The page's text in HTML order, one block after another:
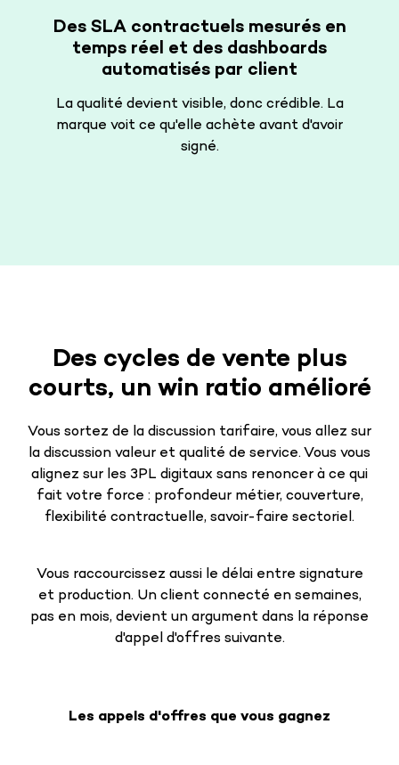
Des SLA contractuels mesurés en
temps réel et des dashboards
automatisés par client
La qualité devient visible, donc crédible. La
marque voit ce qu'elle achète avant d'avoir
signé.
Des cycles de vente plus
courts, un win ratio amélioré
Vous sortez de la discussion tarifaire, vous allez sur
la discussion valeur et qualité de service. Vous vous
alignez sur les 3PL digitaux sans renoncer à ce qui
fait votre force : profondeur métier, couverture,
flexibilité contractuelle, savoir-faire sectoriel.
Vous raccourcissez aussi le délai entre signature
et production. Un client connecté en semaines,
pas en mois, devient un argument dans la réponse
d'appel d'offres suivante.
Les appels d'offres que vous gagnez